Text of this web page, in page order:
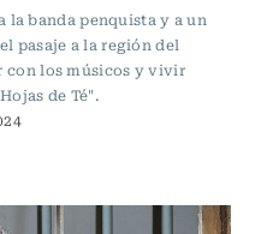
la banda penquista y a un
pasaje a la región del
con los músicos y vivir
de Té".